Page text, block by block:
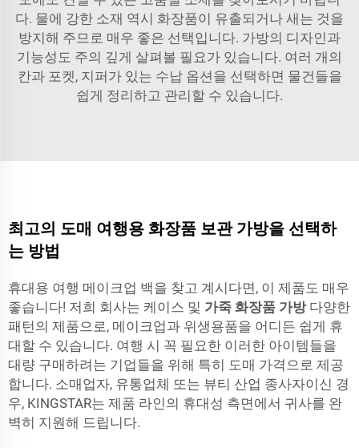
다. 물에 강한 소재 역시 화장품이 유출되거나 새는 것을
방지해 주므로 매우 좋은 선택입니다. 가방의 디자인과
기능성도 주의 깊게 살펴볼 필요가 있습니다. 여러 개의
칸과 포켓, 지퍼가 있는 수납 옵션을 선택하면 물건들을
쉽게 정리하고 관리할 수 있습니다.
최고의 도매 여행용 화장품 보관 가방을 선택하
는 방법
휴대용 여행 메이크업 백을 찾고 계시다면, 이 제품도 매우
좋습니다! 저희 회사는 케이스 및 가죽 화장품 가방 다양한
패턴의 제품으로, 메이크업과 위생용품을 어디든 쉽게 휴
대할 수 있습니다. 여행 시 꼭 필요한 이러한 아이템들을
대량 구매하려는 기업들을 위해 특히 도매 가격으로 제공
합니다. 소매업자, 유통업체 또는 뷰티 산업 종사자이신 경
우, KINGSTAR는 제품 라인의 휴대성 측면에서 귀사를 완
벽히 지원해 드립니다.